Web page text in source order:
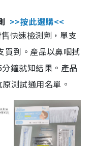
>>按此選購<<
快速檢測劑，單支
到。產品以鼻咽拭
鐘就知結果。產品
測試通用名單。